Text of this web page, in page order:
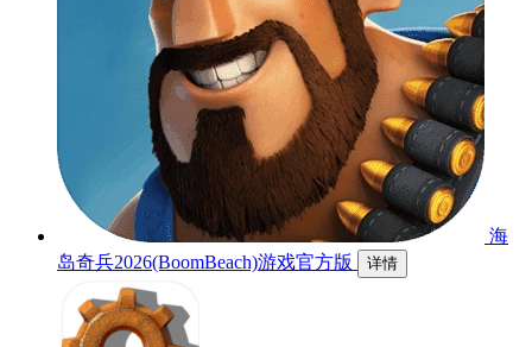
海
岛奇兵2026(BoomBeach)游戏官方版
详情